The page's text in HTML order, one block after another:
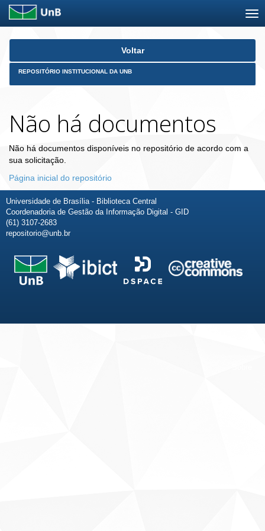
Skip
Voltar
REPOSITÓRIO INSTITUCIONAL DA UNB
Não há documentos
Não há documentos disponíveis no repositório de acordo com a
sua solicitação.
Página inicial do repositório
Universidade de Brasília - Biblioteca Central
Coordenadoria de Gestão da Informação Digital - GID
(61) 3107-2683
repositorio@unb.br